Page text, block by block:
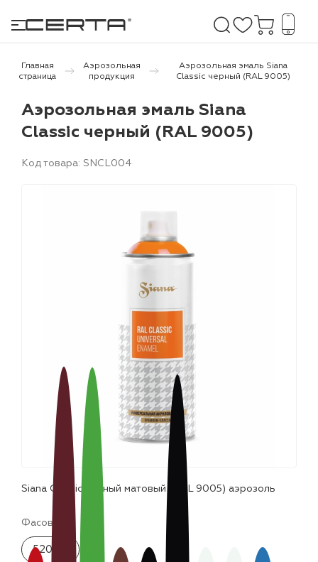
покрытия
и дачи
Главная
страница
Аэрозольная
продукция
Аэрозольная эмаль Siana
Classic черный (RAL 9005)
Аэрозольная эмаль Siana
Classic черный (RAL 9005)
Код товара: SNCL004
Siana Classic черный матовый (RAL 9005) аэрозоль
Фасовка:
520 мл